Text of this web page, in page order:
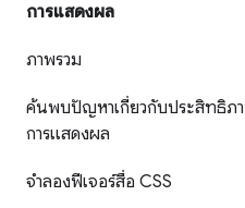
การแสดงผล
ภาพรวม
ค้นพบปัญหาเกี่ยวกับประสิทธิภ
การแสดงผล
จำลองฟีเจอร์สื่อ CSS